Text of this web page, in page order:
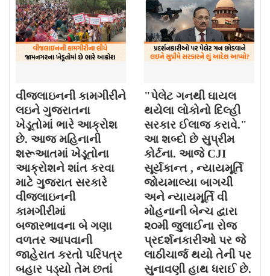
વીજલાઇનની કામગીરીને
લઇને ગુજરાતના
ખેડૂતોમાં ભારે આક્રોશ
છે. આજ મહિનાની
શરૂઆતમાં ખેડૂતોના
આક્રોશને શાંત કરવા
માટે ગુજરાત સરકારે
વીજલાઇનની
કામગીરીમાં
બજારભાવના બે ગણા
વળતર આપવાની
જાહેરાત કરતો પરિપત્ર
બહાર પડ્યો તેમ છતાં
"પેલેટ ગનથી ઘાયલ
થયેલા લોકોનો દિલ્હી
સરકાર ઈલાજ કરાવે."
આ શબ્દો છે સુપ્રીમ
કોર્ટના. આજે CJI
સૂર્યકાન્ત , ન્યાયમૂર્તિ
જોયમાલ્યા બાગચી
અને ન્યાયમૂર્તિ વી
મોહનાની બેન્ચ દ્વારા
૨૦મી જુલાઈના રોજ
પ્રદર્શનકારીઓ પર જે
લાઠીચાર્જ થયો તેની પર
સુનાવણી હાથ ધરાઈ છે.